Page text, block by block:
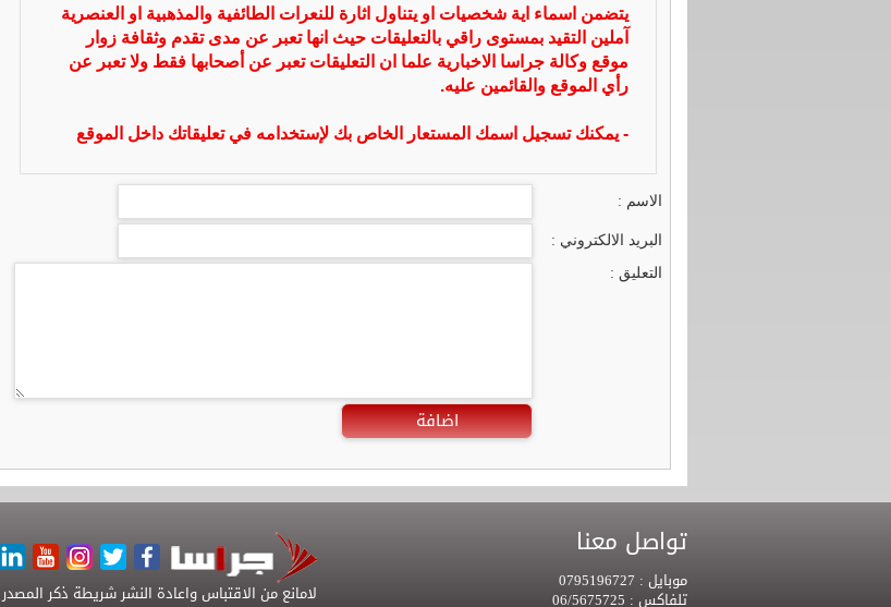
يتضمن اسماء اية شخصيات او يتناول اثارة للنعرات الطائفية والمذهبية او العنصرية
آملين التقيد بمستوى راقي بالتعليقات حيث انها تعبر عن مدى تقدم وثقافة زوار
موقع وكالة جراسا الاخبارية علما ان التعليقات تعبر عن أصحابها فقط ولا تعبر عن
رأي الموقع والقائمين عليه.
- يمكنك تسجيل اسمك المستعار الخاص بك لإستخدامه في تعليقاتك داخل الموقع
الاسم :
البريد الالكتروني :
التعليق :
اضافة
تواصل معنا
موبايل :
تلفاكس : لامانع من الاقتباس واعادة النشر شريطة ذكر المصدر